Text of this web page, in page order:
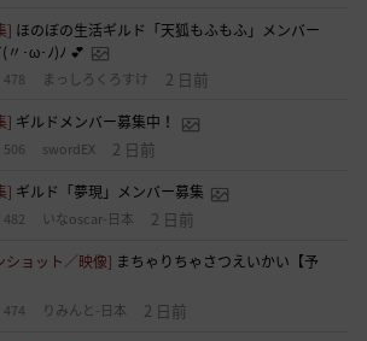
] ほのぼの生活ギルド「天狐もふもふ」メンバー
〃･ω･ﾉ)ﾉ 💕
478 まっしろくろすけ 2 日前
] ギルドメンバー募集中！
506 swordEX 2 日前
] ギルド「夢現」メンバー募集
482 いなoscar-日本 2 日前
ショット／映像] まちゃりちゃさつえいかい【予
474 りみんと-日本 2 日前